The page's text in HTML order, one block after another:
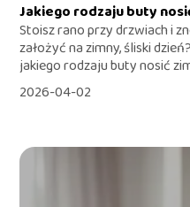
Jakiego rodzaju buty
Stoisz rano przy drzwiach i
założyć na zimny, śliski
jakiego rodzaju buty nosić
2026-04-02